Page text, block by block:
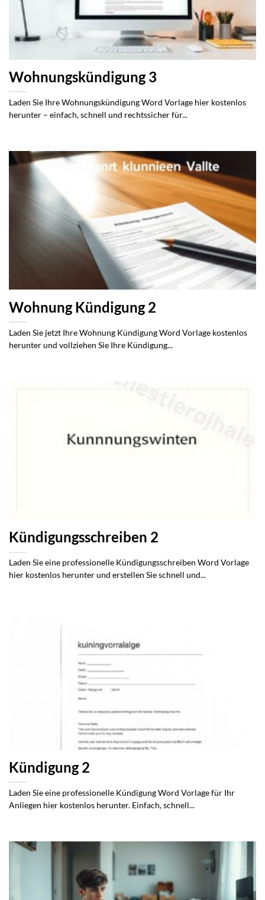
Wohnungskündigung 3
Laden Sie Ihre Wohnungskündigung Word Vorlage hier kostenlos
herunter – einfach, schnell und rechtssicher für...
Wohnung Kündigung 2
Laden Sie jetzt Ihre Wohnung Kündigung Word Vorlage kostenlos
herunter und vollziehen Sie Ihre Kündigung...
Kündigungsschreiben 2
Laden Sie eine professionelle Kündigungsschreiben Word Vorlage
hier kostenlos herunter und erstellen Sie schnell und...
Kündigung 2
Laden Sie eine professionelle Kündigung Word Vorlage für Ihr
Anliegen hier kostenlos herunter. Einfach, schnell...